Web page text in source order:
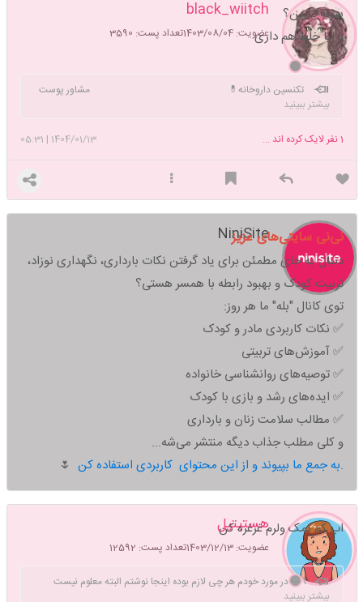
black_wiitch
عضویت: 1403/08/04 تعداد پست: 3590
سرفه دارین؟
و ایا خلط هم داری
تکنسین داروخانه💊 مشاور پوست
و مو👩🏻‍⚕ میکاپ آرتیست مبتدی💄
بیشتر ببینید
1404/01/13
|
05:31 1نفر لایک کرده اند ...
NiniSite
نی‌نی سایتی‌های عزیز
دنبال یه جای مطمئن برای یاد گرفتن نکات بارداری، نگهداری نوزاد،
تربیت کودک و بهبود رابطه با همسر هستی؟
توی کانال "بله" ما هر روز:
✅ نکات کاربردی مادر و کودک
✅ آموزش‌های تربیتی
✅ توصیه‌های روانشناسی خانواده
✅ ایده‌های رشد و بازی با کودک
✅ مطالب سلامت زنان و بارداری
و کلی مطلب جذاب دیگه منتشر می‌شه...
به جمع ما بپیوند و از این محتوای کاربردی استفاده کن.
🌷
هستیتپل
عضویت: 1403/12/13 تعداد پست: 12592
اب کم نمک ولرم غرغره کن
۱ — در مورد خودم هر چی لازم بوده اینجا نوشتم البته معلوم نیست
بیشتر ببینید